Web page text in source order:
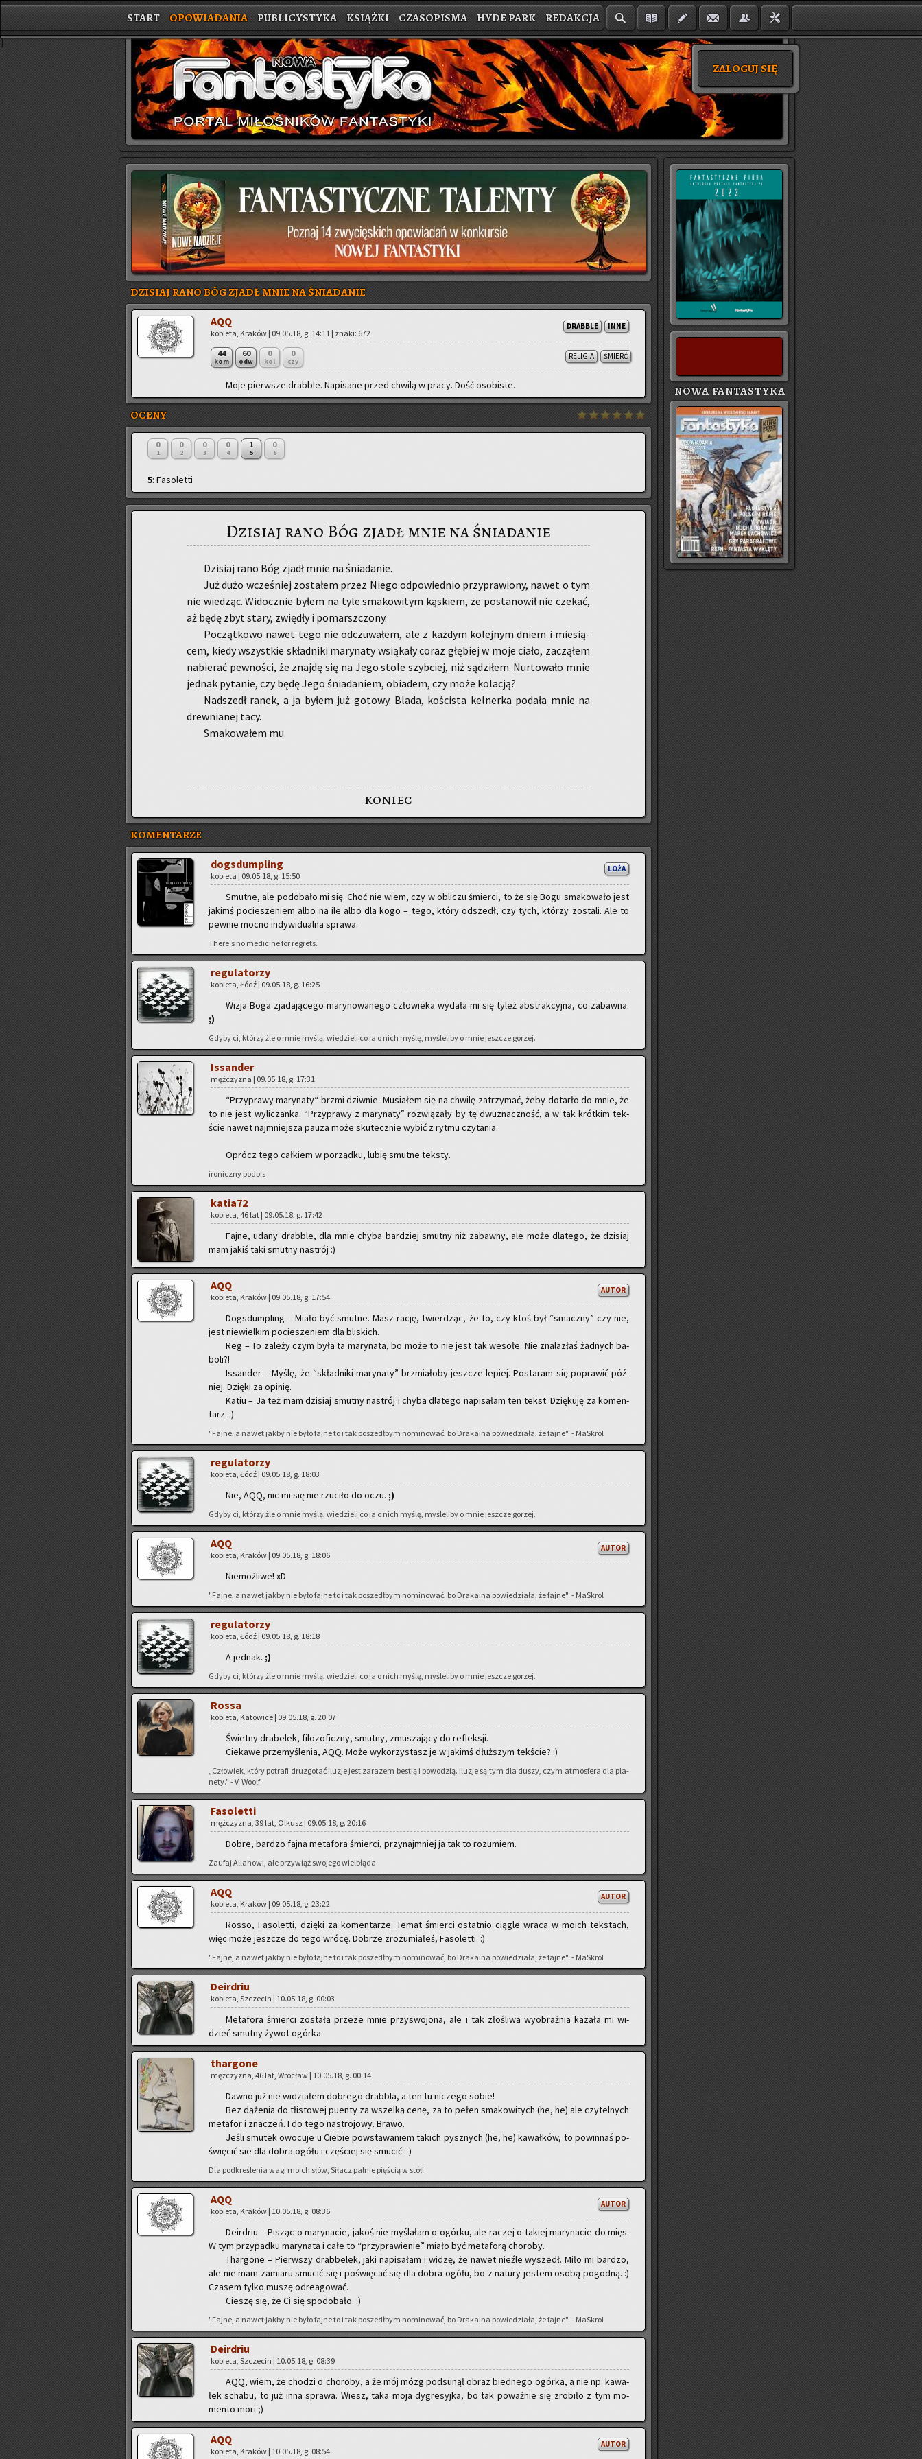
START OPOWIADANIA PUBLICYSTYKA KSIĄŻKI CZASOPISMA HYDE PARK REDAKCJA
ZALOGUJ SIĘ
}
DZISIAJ RANO BÓG ZJADŁ MNIE NA ŚNIADANIE
DRABBLE INNE
AQQ
ko­bie­ta, Kra­ków | 09.05.18, g. 14:11 | znaki: 672
44
kom
60
odw
0
kol
0
czy
RELIGIA ŚMIERĆ
Moje pierw­sze drab­ble. Na­pi­sa­ne przed chwi­lą w pracy. Dość oso­bi­ste.
OCENY
0
1
0
2
0
3
0
4
1
5
0
6
5: Fasoletti
Dzisiaj rano Bóg zjadł mnie na śniadanie
Dzi­siaj rano Bóg zjadł mnie na śnia­da­nie.
Już dużo wcze­śniej zo­sta­łem przez Niego od­po­wied­nio przy­pra­wio­ny, nawet o tym
nie wie­dząc. Wi­docz­nie byłem na tyle sma­ko­wi­tym ką­skiem, że po­sta­no­wił nie cze­kać,
aż będę zbyt stary, zwię­dły i po­marsz­czo­ny.
Po­cząt­ko­wo nawet tego nie od­czu­wa­łem, ale z każ­dym ko­lej­nym dniem i mie­sią­
cem, kiedy wszyst­kie skład­ni­ki ma­ry­na­ty wsią­ka­ły coraz głę­biej w moje ciało, za­czą­łem
na­bie­rać pew­no­ści, że znaj­dę się na Jego stole szyb­ciej, niż są­dzi­łem. Nur­to­wa­ło mnie
jed­nak py­ta­nie, czy będę Jego śnia­da­niem, obia­dem, czy może ko­la­cją?
Nad­szedł ranek, a ja byłem już go­to­wy. Blada, ko­ści­sta kel­ner­ka po­da­ła mnie na
drew­nia­nej tacy.
Sma­ko­wa­łem mu.
koniec
KOMENTARZE
LOŻA
do­gs­dum­pling
ko­bie­ta | 09.05.18, g. 15:50
Smut­ne, ale po­do­ba­ło mi się. Choć nie wiem, czy w ob­li­czu śmier­ci, to że się Bogu sma­ko­wa­ło jest
ja­kimś po­cie­sze­niem albo na ile albo dla kogo – tego, który od­szedł, czy tych, któ­rzy zo­sta­li. Ale to
pew­nie mocno in­dy­wi­du­al­na spra­wa.
There's no me­di­ci­ne for re­grets.
re­gu­la­to­rzy
ko­bie­ta, Łódź | 09.05.18, g. 16:25
Wizja Boga zja­da­ją­ce­go ma­ry­no­wa­ne­go czło­wie­ka wy­da­ła mi się tyleż abs­trak­cyj­na, co za­baw­na.
;)
Gdyby ci, któ­rzy źle o mnie myślą, wie­dzie­li co ja o nich myślę, my­śle­li­by o mnie jesz­cze go­rzej.
Is­san­der
męż­czy­zna | 09.05.18, g. 17:31
“Przy­pra­wy ma­ry­na­ty“ brzmi dziw­nie. Mu­sia­łem się na chwi­lę za­trzy­mać, żeby do­tar­ło do mnie, że
to nie jest wy­li­czan­ka. “Przy­pra­wy z ma­ry­na­ty” roz­wią­za­ły by tę dwu­znacz­ność, a w tak krót­kim tek­
ście nawet naj­mniej­sza pauza może sku­tecz­nie wybić z rytmu czy­ta­nia.
Oprócz tego cał­kiem w po­rząd­ku, lubię smut­ne tek­sty.
iro­nicz­ny pod­pis
ka­tia­72
ko­bie­ta, 46 lat | 09.05.18, g. 17:42
Fajne, udany drab­ble, dla mnie chyba bar­dziej smut­ny niż za­baw­ny, ale może dla­te­go, że dzi­siaj
mam jakiś taki smut­ny na­strój :)
AUTOR
AQQ
ko­bie­ta, Kra­ków | 09.05.18, g. 17:54
Do­gs­dum­pling – Miało być smut­ne. Masz rację, twier­dząc, że to, czy ktoś był “smacz­ny” czy nie,
jest nie­wiel­kim po­cie­sze­niem dla bli­skich.
Reg – To za­le­ży czym była ta ma­ry­na­ta, bo może to nie jest tak we­so­łe. Nie zna­la­złaś żad­nych ba­
bo­li?!
Is­san­der – Myślę, że “skład­ni­ki ma­ry­na­ty” brzmia­ło­by jesz­cze le­piej. Po­sta­ram się po­pra­wić póź­
niej. Dzię­ki za opi­nię.
Katiu – Ja też mam dzi­siaj smut­ny na­strój i chyba dla­te­go na­pi­sa­łam ten tekst. Dzię­ku­ję za ko­men­
tarz. :)
"Fajne, a nawet jakby nie było fajne to i tak po­szedł­bym no­mi­no­wać, bo Dra­ka­ina po­wie­dzia­ła, że fajne". - Ma­Skrol
re­gu­la­to­rzy
ko­bie­ta, Łódź | 09.05.18, g. 18:03
Nie, AQQ, nic mi się nie rzu­ci­ło do oczu. ;)
Gdyby ci, któ­rzy źle o mnie myślą, wie­dzie­li co ja o nich myślę, my­śle­li­by o mnie jesz­cze go­rzej.
AUTOR
AQQ
ko­bie­ta, Kra­ków | 09.05.18, g. 18:06
Nie­moż­li­we! xD
"Fajne, a nawet jakby nie było fajne to i tak po­szedł­bym no­mi­no­wać, bo Dra­ka­ina po­wie­dzia­ła, że fajne". - Ma­Skrol
re­gu­la­to­rzy
ko­bie­ta, Łódź | 09.05.18, g. 18:18
A jed­nak. ;)
Gdyby ci, któ­rzy źle o mnie myślą, wie­dzie­li co ja o nich myślę, my­śle­li­by o mnie jesz­cze go­rzej.
Rossa
ko­bie­ta, Ka­to­wi­ce | 09.05.18, g. 20:07
Świet­ny dra­be­lek, fi­lo­zo­ficz­ny, smut­ny, zmu­sza­ją­cy do re­flek­sji.
Cie­ka­we prze­my­śle­nia, AQQ. Może wy­ko­rzy­stasz je w ja­kimś dłuż­szym tek­ście? :)
„‬Czło­wiek, który po­tra­fi dru­zgo­tać ilu­zje jest za­ra­zem be­stią i po­wo­dzią. Ilu­zje są tym dla duszy, czym at­mos­fe­ra dla pla­
ne­ty." - V. Woolf
Fa­so­let­ti
męż­czy­zna, 39 lat, Ol­kusz | 09.05.18, g. 20:16
Dobre, bar­dzo fajna me­ta­fo­ra śmier­ci, przy­naj­mniej ja tak to ro­zu­miem.
Za­ufaj Al­la­ho­wi, ale przy­wiąż swo­je­go wiel­błą­da.
AUTOR
AQQ
ko­bie­ta, Kra­ków | 09.05.18, g. 23:22
Rosso, Fa­so­let­ti, dzię­ki za ko­men­ta­rze. Temat śmier­ci ostat­nio cią­gle wraca w moich tek­stach,
więc może jesz­cze do tego wrócę. Do­brze zro­zu­mia­łeś, Fa­so­let­ti. :)
"Fajne, a nawet jakby nie było fajne to i tak po­szedł­bym no­mi­no­wać, bo Dra­ka­ina po­wie­dzia­ła, że fajne". - Ma­Skrol
De­ir­driu
ko­bie­ta, Szcze­cin | 10.05.18, g. 00:03
Me­ta­fo­ra śmier­ci zo­sta­ła prze­ze mnie przy­swo­jo­na, ale i tak zło­śli­wa wy­obraź­nia ka­za­ła mi wi­
dzieć smut­ny żywot ogór­ka.
thar­go­ne
męż­czy­zna, 46 lat, Wro­cław | 10.05.18, g. 00:14
Dawno już nie wi­dzia­łem do­bre­go drab­bla, a ten tu ni­cze­go sobie!
Bez dą­że­nia do tłi­sto­wej pu­en­ty za wszel­ką cenę, za to pełen sma­ko­wi­tych (he, he) ale czy­tel­nych
me­ta­for i zna­czeń. I do tego na­stro­jo­wy. Brawo.
Jeśli smu­tek owo­cu­je u Cie­bie po­wsta­wa­niem ta­kich pysz­nych (he, he) ka­wał­ków, to po­win­naś po­
świę­cić sie dla dobra ogółu i czę­ściej się smu­cić :-)
Dla pod­kre­śle­nia wagi moich słów, Si­łacz pal­nie pię­ścią w stół!
AUTOR
AQQ
ko­bie­ta, Kra­ków | 10.05.18, g. 08:36
De­ir­driu – Pi­sząc o ma­ry­na­cie, jakoś nie my­śla­łam o ogór­ku, ale ra­czej o ta­kiej ma­ry­na­cie do mięs.
W tym przy­pad­ku ma­ry­na­ta i całe to “przy­pra­wie­nie” miało być me­ta­fo­rą cho­ro­by.
Thar­go­ne – Pierw­szy drab­be­lek, jaki na­pi­sa­łam i widzę, że nawet nie­źle wy­szedł. Miło mi bar­dzo,
ale nie mam za­mia­ru smu­cić się i po­świę­cać się dla dobra ogółu, bo z na­tu­ry je­stem osobą po­god­ną. :)
Cza­sem tylko muszę od­re­ago­wać.
Cie­szę się, że Ci się spodo­ba­ło. :)
"Fajne, a nawet jakby nie było fajne to i tak po­szedł­bym no­mi­no­wać, bo Dra­ka­ina po­wie­dzia­ła, że fajne". - Ma­Skrol
De­ir­driu
ko­bie­ta, Szcze­cin | 10.05.18, g. 08:39
AQQ, wiem, że cho­dzi o cho­ro­by, a że mój mózg pod­su­nął obraz bied­ne­go ogór­ka, a nie np. ka­wa­
łek scha­bu, to już inna spra­wa. Wiesz, taka moja dy­gre­syj­ka, bo tak po­waż­nie się zro­bi­ło z tym mo­
men­to mori ;)
AUTOR
AQQ
ko­bie­ta, Kra­ków | 10.05.18, g. 08:54
NOWA FANTASTYKA